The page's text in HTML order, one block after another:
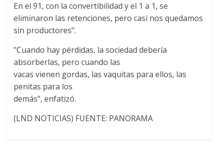
En el 91, con la convertibilidad y el 1 a 1, se
eliminaron las retenciones, pero casi nos quedamos
sin productores".
"Cuando hay pérdidas, la sociedad debería
absorberlas, pero cuando las
vacas vienen gordas, las vaquitas para ellos, las
penitas para los
demás", enfatizó.
(LND NOTICIAS) FUENTE: PANORAMA